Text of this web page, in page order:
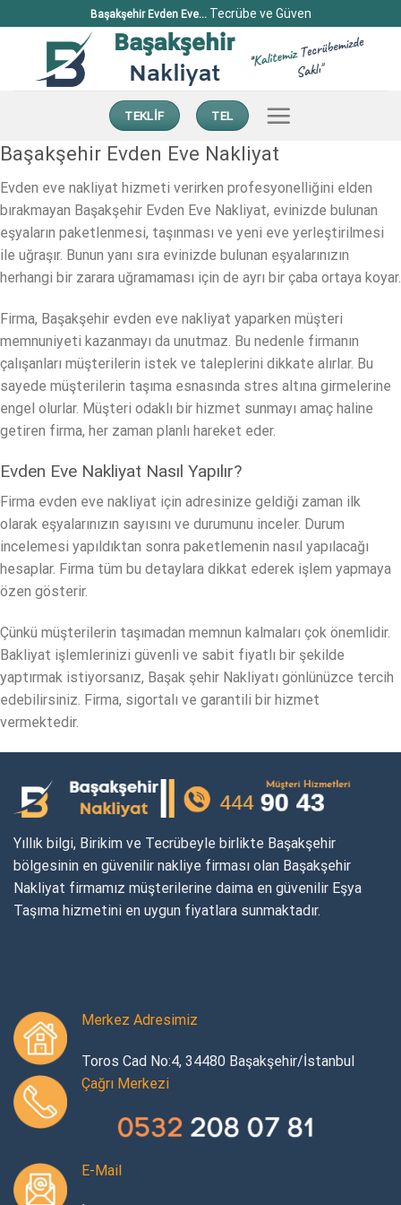
atla
Başakşehir Evden Eve... Tecrübe ve Güven
TEKLİF TEL
Başakşehir Evden Eve Nakliyat
Evden eve nakliyat hizmeti verirken profesyonelliğini elden
bırakmayan Başakşehir Evden Eve Nakliyat, evinizde bulunan
eşyaların paketlenmesi, taşınması ve yeni eve yerleştirilmesi
ile uğraşır. Bunun yanı sıra evinizde bulunan eşyalarınızın
herhangi bir zarara uğramaması için de ayrı bir çaba ortaya koyar.
Firma, Başakşehir evden eve nakliyat yaparken müşteri
memnuniyeti kazanmayı da unutmaz. Bu nedenle firmanın
çalışanları müşterilerin istek ve taleplerini dikkate alırlar. Bu
sayede müşterilerin taşıma esnasında stres altına girmelerine
engel olurlar. Müşteri odaklı bir hizmet sunmayı amaç haline
getiren firma, her zaman planlı hareket eder.
Evden Eve Nakliyat Nasıl Yapılır?
Firma evden eve nakliyat için adresinize geldiği zaman ilk
olarak eşyalarınızın sayısını ve durumunu inceler. Durum
incelemesi yapıldıktan sonra paketlemenin nasıl yapılacağı
hesaplar. Firma tüm bu detaylara dikkat ederek işlem yapmaya
özen gösterir.
Çünkü müşterilerin taşımadan memnun kalmaları çok önemlidir.
Bakliyat işlemlerinizi güvenli ve sabit fiyatlı bir şekilde
yaptırmak istiyorsanız, Başak şehir Nakliyatı gönlünüzce tercih
edebilirsiniz. Firma, sigortalı ve garantili bir hizmet
vermektedir.
Yıllık bilgi, Birikim ve Tecrübeyle birlikte Başakşehir
bölgesinin en güvenilir nakliye firması olan Başakşehir
Nakliyat firmamız müşterilerine daima en güvenilir Eşya
Taşıma hizmetini en uygun fiyatlara sunmaktadır.
Merkez Adresimiz
Toros Cad No:4, 34480 Başakşehir/İstanbul
Çağrı Merkezi
E-Mail